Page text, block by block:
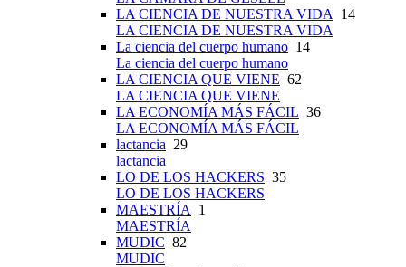
LA CIENCIA DE NUESTRA VIDA 14
LA CIENCIA DE NUESTRA VIDA
La ciencia del cuerpo humano 14
La ciencia del cuerpo humano
LA CIENCIA QUE VIENE 62
LA CIENCIA QUE VIENE
LA ECONOMÍA MÁS FÁCIL 36
LA ECONOMÍA MÁS FÁCIL
lactancia 29
lactancia
LO DE LOS HACKERS 35
LO DE LOS HACKERS
MAESTRÍA 1
MAESTRÍA
MUDIC 82
MUDIC